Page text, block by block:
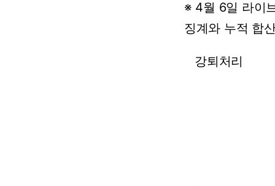
※ 4월 6일 라이
징계와 누적 합
강퇴처리